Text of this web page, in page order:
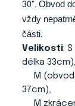
30°. Obvod
vždy
části.
Velikosti:
délka 33cm),
M (obvod
37cm),
M